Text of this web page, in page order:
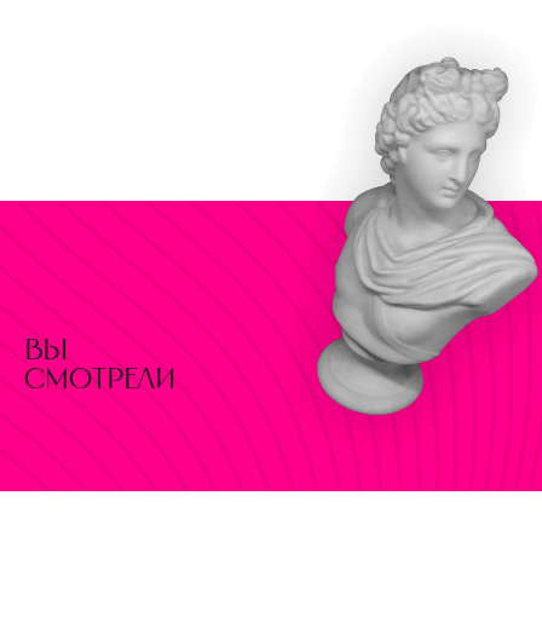
вы
смотрели